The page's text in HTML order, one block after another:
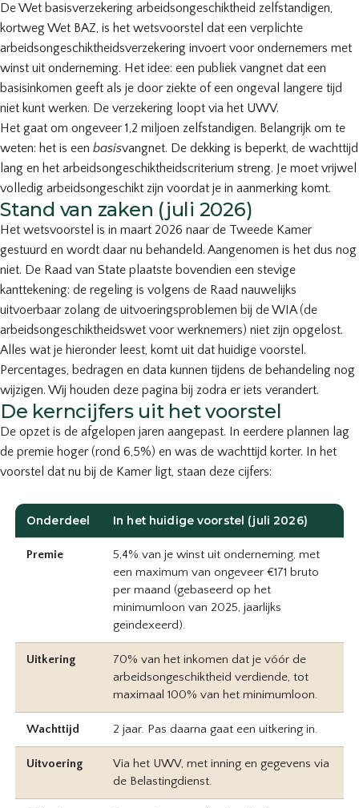
De Wet basisverzekering arbeidsongeschiktheid zelfstandigen,
kortweg Wet BAZ, is het wetsvoorstel dat een verplichte
arbeidsongeschiktheidsverzekering invoert voor ondernemers met
winst uit onderneming. Het idee: een publiek vangnet dat een
basisinkomen geeft als je door ziekte of een ongeval langere tijd
niet kunt werken. De verzekering loopt via het UWV.
Het gaat om ongeveer 1,2 miljoen zelfstandigen. Belangrijk om te
weten: het is een basisvangnet. De dekking is beperkt, de wachttijd
lang en het arbeidsongeschiktheidscriterium streng. Je moet vrijwel
volledig arbeidsongeschikt zijn voordat je in aanmerking komt.
Stand van zaken (juli 2026)
Het wetsvoorstel is in maart 2026 naar de Tweede Kamer
gestuurd en wordt daar nu behandeld. Aangenomen is het dus nog
niet. De Raad van State plaatste bovendien een stevige
kanttekening: de regeling is volgens de Raad nauwelijks
uitvoerbaar zolang de uitvoeringsproblemen bij de WIA (de
arbeidsongeschiktheidswet voor werknemers) niet zijn opgelost.
Alles wat je hieronder leest, komt uit dat huidige voorstel.
Percentages, bedragen en data kunnen tijdens de behandeling nog
wijzigen. Wij houden deze pagina bij zodra er iets verandert.
De kerncijfers uit het voorstel
De opzet is de afgelopen jaren aangepast. In eerdere plannen lag
de premie hoger (rond 6,5%) en was de wachttijd korter. In het
voorstel dat nu bij de Kamer ligt, staan deze cijfers:
Onderdeel In het huidige voorstel (juli 2026)
Premie
5,4% van je winst uit onderneming, met
een maximum van ongeveer €171 bruto
per maand (gebaseerd op het
minimumloon van 2025, jaarlijks
geïndexeerd).
Uitkering
70% van het inkomen dat je vóór de
arbeidsongeschiktheid verdiende, tot
maximaal 100% van het minimumloon.
Wachttijd 2 jaar. Pas daarna gaat een uitkering in.
Uitvoering
Via het UWV, met inning en gegevens via
de Belastingdienst.